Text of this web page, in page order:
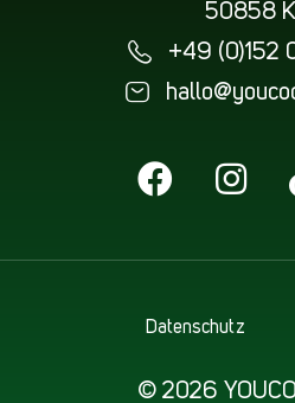
+49 (0)152
50858
© 2026
Datenschutz